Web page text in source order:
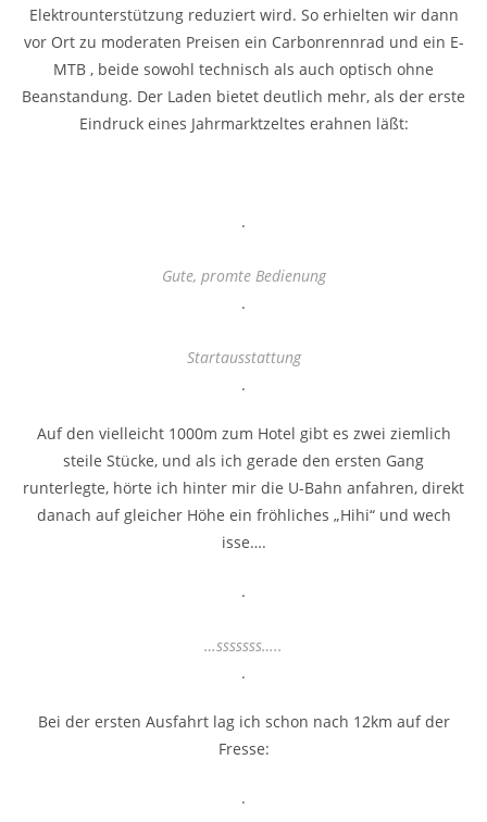
Elektrounterstützung reduziert wird. So erhielten wir dann
vor Ort zu moderaten Preisen ein Carbonrennrad und ein E-
MTB , beide sowohl technisch als auch optisch ohne
Beanstandung. Der Laden bietet deutlich mehr, als der erste
Eindruck eines Jahrmarktzeltes erahnen läßt:
.
Gute, promte Bedienung
.
Startausstattung
.
Auf den vielleicht 1000m zum Hotel gibt es zwei ziemlich
steile Stücke, und als ich gerade den ersten Gang
runterlegte, hörte ich hinter mir die U-Bahn anfahren, direkt
danach auf gleicher Höhe ein fröhliches „Hihi“ und wech
isse….
.
…sssssss…..
.
Bei der ersten Ausfahrt lag ich schon nach 12km auf der
Fresse:
.